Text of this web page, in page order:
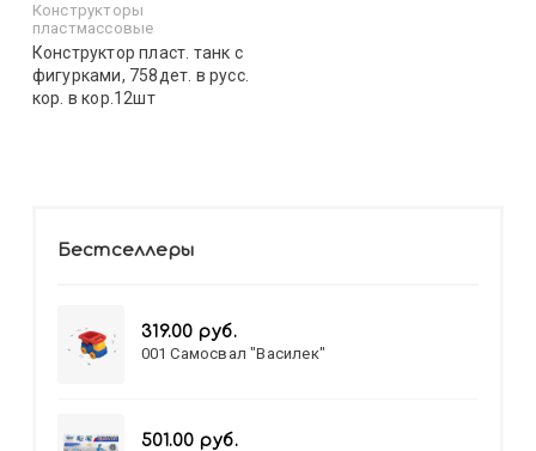
Конструкторы
пластмассовые
Конструктор пласт. танк с
фигурками, 758дет. в русс.
кор. в кор.12шт
Бестселлеры
319.00 руб.
001 Самосвал "Василек"
501.00 руб.